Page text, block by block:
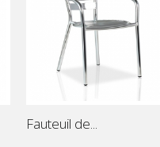
Fauteuil de...